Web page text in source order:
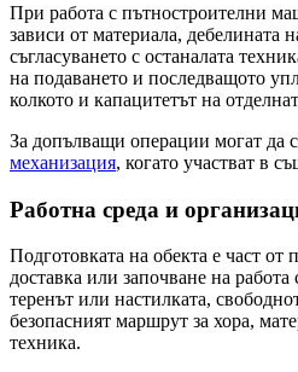
При работа с пътностроителни
зависи от материала, дебелината
съгласуването с останалата
на подаването и последващото
колкото и капацитетът на
За допълващи операции могат да
механизация, когато участват в
Работна среда и
Подготовката на обекта е част
доставка или започване на работа
теренът или настилката,
безопасният маршрут за хора,
техника.